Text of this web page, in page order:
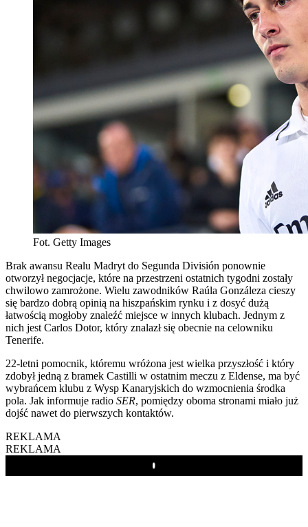
Fot. Getty Images
Brak awansu Realu Madryt do Segunda División ponownie
otworzył negocjacje, które na przestrzeni ostatnich tygodni zostały
chwilowo zamrożone. Wielu zawodników Raúla Gonzáleza cieszy
się bardzo dobrą opinią na hiszpańskim rynku i z dosyć dużą
łatwością mogłoby znaleźć miejsce w innych klubach. Jednym z
nich jest Carlos Dotor, który znalazł się obecnie na celowniku
Tenerife.
22-letni pomocnik, któremu wróżona jest wielka przyszłość i który
zdobył jedną z bramek Castilli w ostatnim meczu z Eldense, ma być
wybrańcem klubu z Wysp Kanaryjskich do wzmocnienia środka
pola. Jak informuje radio SER, pomiędzy oboma stronami miało już
dojść nawet do pierwszych kontaktów.
REKLAMA
REKLAMA
Play